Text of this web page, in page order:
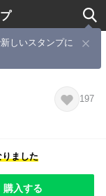
しいスタンプに
死語候補。
197
ました
購入する